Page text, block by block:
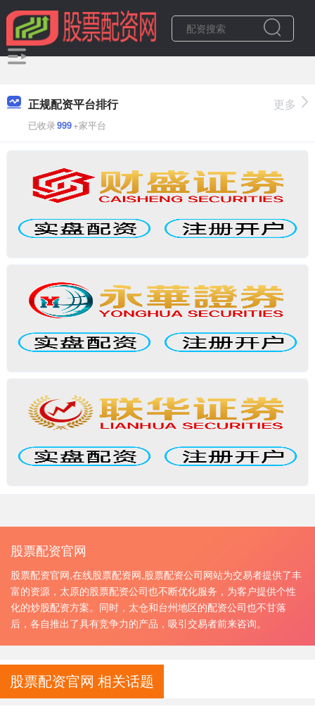
正规配资平台排行
已收录999+家平台
更多
股票配资官网
股票配资官网,在线股票配资网,股票配资公司网站为交易者提供了丰
富的资源，太原的股票配资公司也不断优化服务，为客户提供个性
化的炒股配资方案。同时，太仓和台州地区的配资公司也不甘落
后，各自推出了具有竞争力的产品，吸引交易者前来咨询。
股票配资官网 相关话题